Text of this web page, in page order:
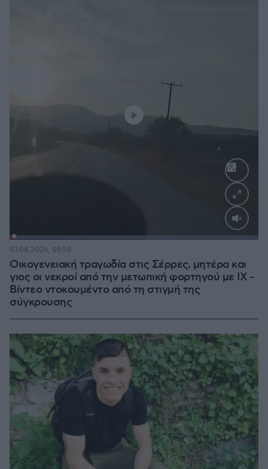
Loaded:
Οικογενειακή τραγωδία στις Σέρρες, μητέρα και
γιος οι νεκροί από την μετωπική φορτηγού με ΙΧ -
Βίντεο ντοκουμέντο από τη στιγμή της
σύγκρουσης
07.08.2026, 09:58